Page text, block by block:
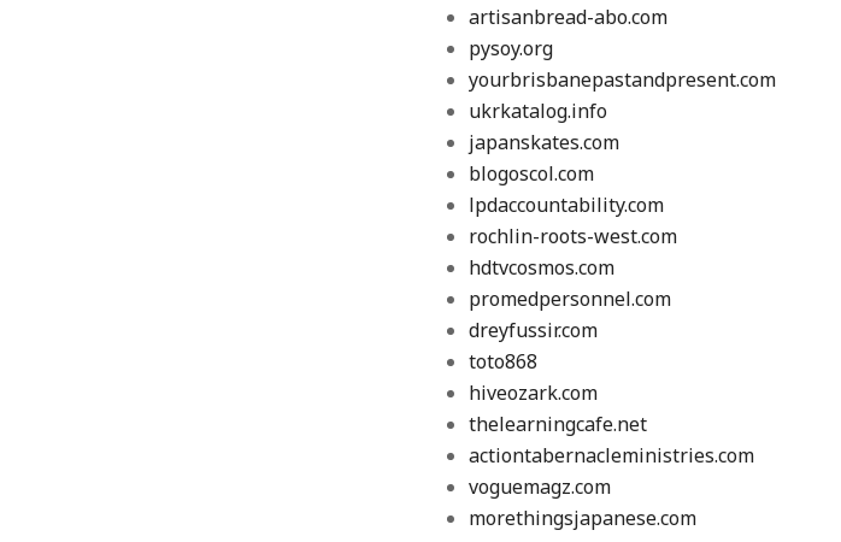
artisanbread-abo.com
pysoy.org
yourbrisbanepastandpresent.com
ukrkatalog.info
japanskates.com
blogoscol.com
lpdaccountability.com
rochlin-roots-west.com
hdtvcosmos.com
promedpersonnel.com
dreyfussir.com
toto868
hiveozark.com
thelearningcafe.net
actiontabernacleministries.com
voguemagz.com
morethingsjapanese.com